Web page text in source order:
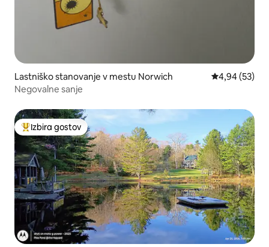
Lastniško stanovanje v mestu Norwich Povprečna
4,94 (53)
Negovalne sanje
Najbolj priljubljena prenočišča z značko »Izbira gostov«
Izbira gostov